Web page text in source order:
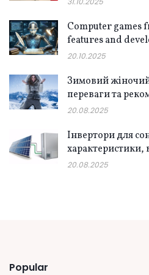
Computer games
features and
20.10.2025
Зимовий
переваги та
20.08.2025
Інвертори для
характеристики,
20.08.2025
Popular